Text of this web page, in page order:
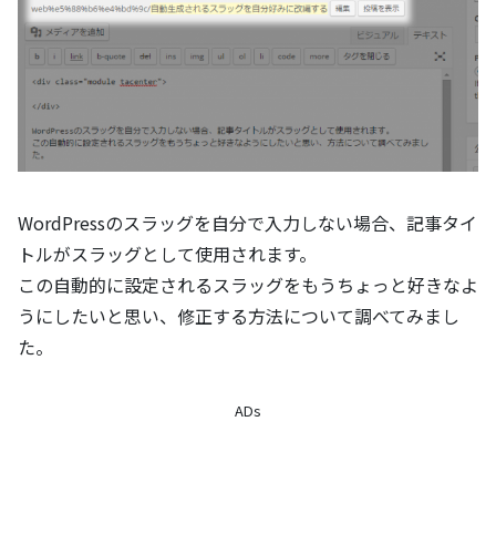
WordPressのスラッグを自分で入力しない場合、記事タイ
トルがスラッグとして使用されます。
この自動的に設定されるスラッグをもうちょっと好きなよ
うにしたいと思い、修正する方法について調べてみまし
た。
ADs